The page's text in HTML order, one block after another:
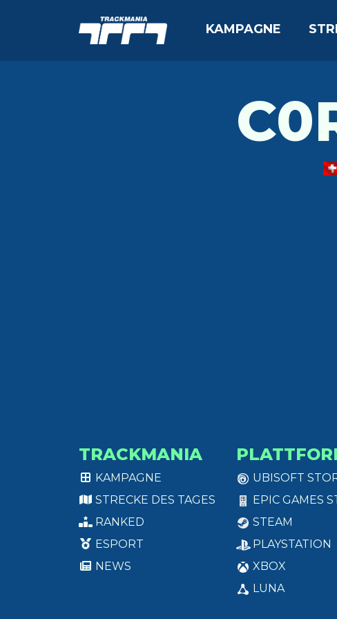
KAMPAGNE
TRACKMANIA
KAMPAGNE
STRECKE DES TAGES
RANKED
ESPORT
NEWS
UBISOFT
EPIC GAMES
STEAM
PLAYSTATION
XBOX
LUNA